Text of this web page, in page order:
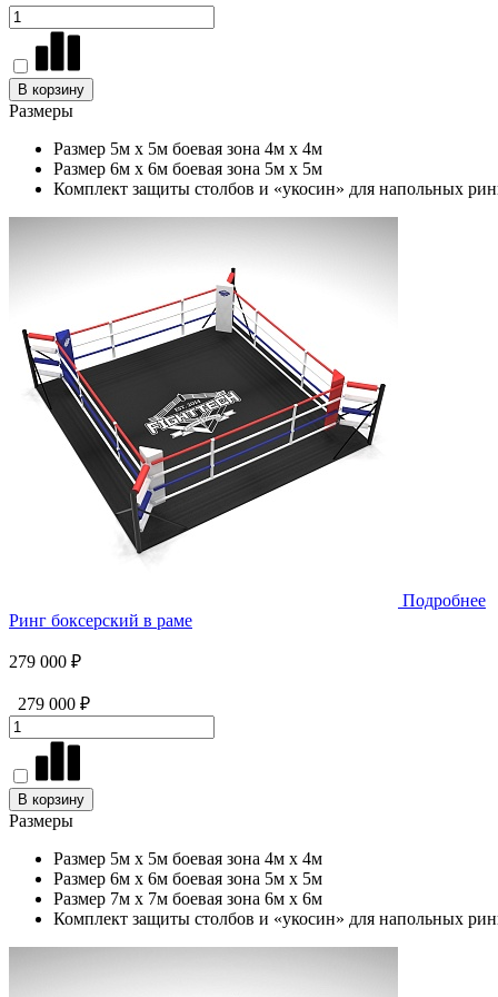
В корзину
Размеры
Размер 5м х 5м боевая зона 4м х 4м
Размер 6м х 6м боевая зона 5м х 5м
Комплект защиты столбов и «укосин» для напольных
Подробнее
Ринг боксерский в раме
279 000 ₽
279 000 ₽
В корзину
Размеры
Размер 5м х 5м боевая зона 4м х 4м
Размер 6м х 6м боевая зона 5м х 5м
Размер 7м х 7м боевая зона 6м х 6м
Комплект защиты столбов и «укосин» для напольных